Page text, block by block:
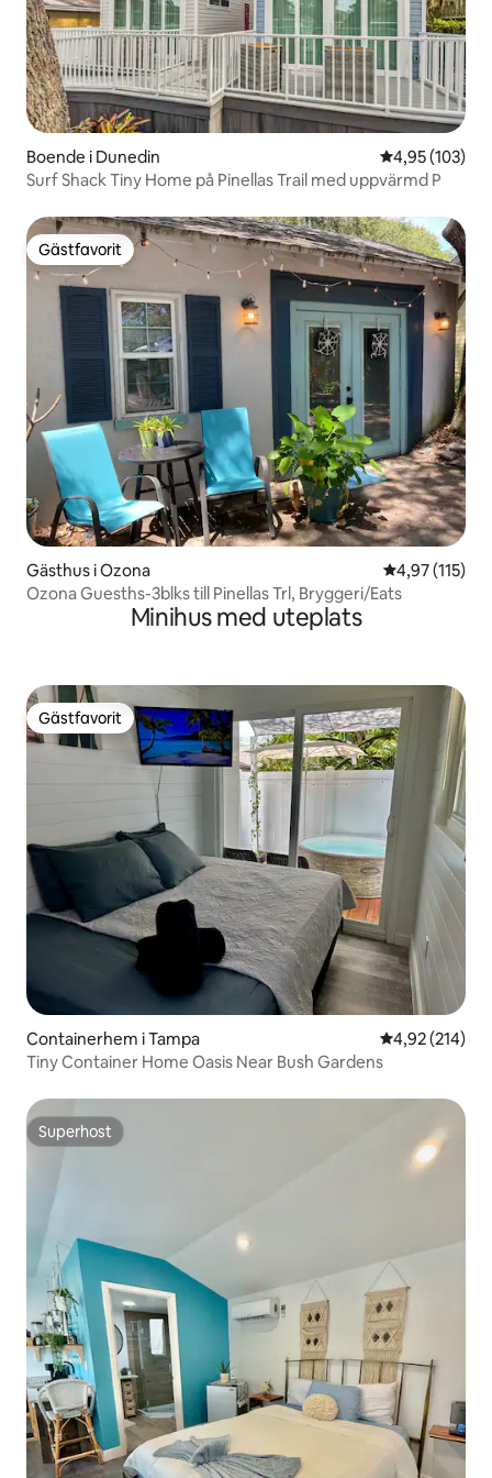
Boende i Dunedin 4,95 av 5 i
4,95 (103)
Surf Shack Tiny Home på Pinellas Trail med uppvärmd P
Gästfavorit
Gästfavorit
Gästhus i Ozona 4,97 av 5 i
4,97 (115)
Ozona Guesths-3blks till Pinellas Trl, Bryggeri/Eats
Minihus med uteplats
Gästfavorit
Gästfavorit
Containerhem i Tampa 4,92 av 5 i
4,92 (214)
Tiny Container Home Oasis Near Bush Gardens
Superhost
Superhost